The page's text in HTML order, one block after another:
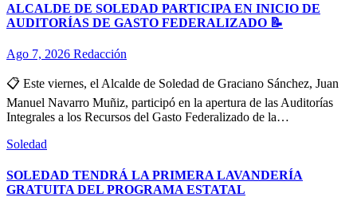
ALCALDE DE SOLEDAD PARTICIPA EN INICIO DE
AUDITORÍAS DE GASTO FEDERALIZADO 📝
Ago 7, 2026 Redacción
📋 Este viernes, el Alcalde de Soledad de Graciano Sánchez, Juan
Manuel Navarro Muñiz, participó en la apertura de las Auditorías
Integrales a los Recursos del Gasto Federalizado de la…
Soledad
SOLEDAD TENDRÁ LA PRIMERA LAVANDERÍA
GRATUITA DEL PROGRAMA ESTATAL